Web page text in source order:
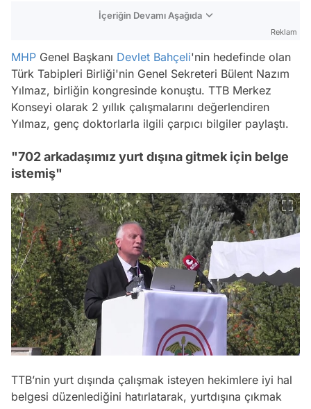
İçeriğin Devamı Aşağıda
Reklam
MHP Genel Başkanı Devlet Bahçeli'nin hedefinde olan
Türk Tabipleri Birliği'nin Genel Sekreteri Bülent Nazım
Yılmaz, birliğin kongresinde konuştu. TTB Merkez
Konseyi olarak 2 yıllık çalışmalarını değerlendiren
Yılmaz, genç doktorlarla ilgili çarpıcı bilgiler paylaştı.
"702 arkadaşımız yurt dışına gitmek için belge
istemiş"
TTB’nin yurt dışında çalışmak isteyen hekimlere iyi hal
belgesi düzenlediğini hatırlatarak, yurtdışına çıkmak